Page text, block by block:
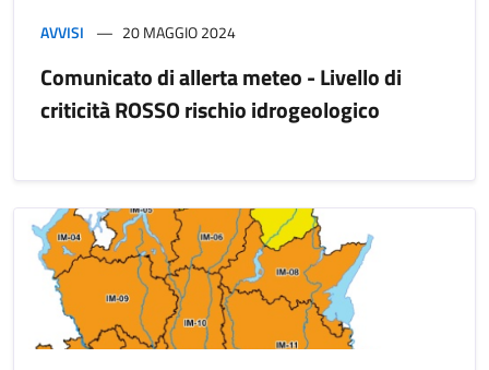
AVVISI 20 MAGGIO 2024
Comunicato di allerta meteo - Livello di
criticità ROSSO rischio idrogeologico